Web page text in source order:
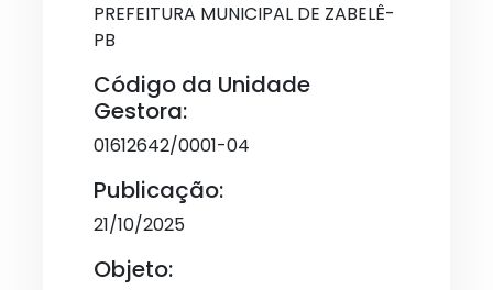
PREFEITURA MUNICIPAL DE ZABELÊ-
PB
Código da Unidade
Gestora:
01612642/0001-04
Publicação:
21/10/2025
Objeto: